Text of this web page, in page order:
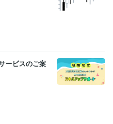
ービスのご案